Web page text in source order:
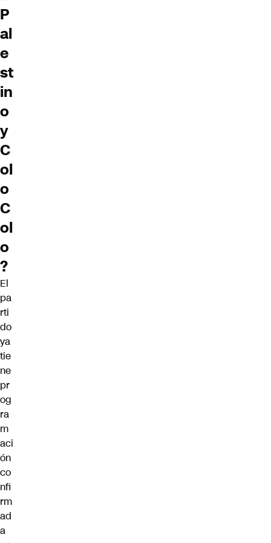
P
al
e
st
in
o
y
C
ol
o
C
ol
o
?
El
pa
rti
do
ya
tie
ne
pr
og
ra
m
aci
ón
co
nfi
rm
ad
a